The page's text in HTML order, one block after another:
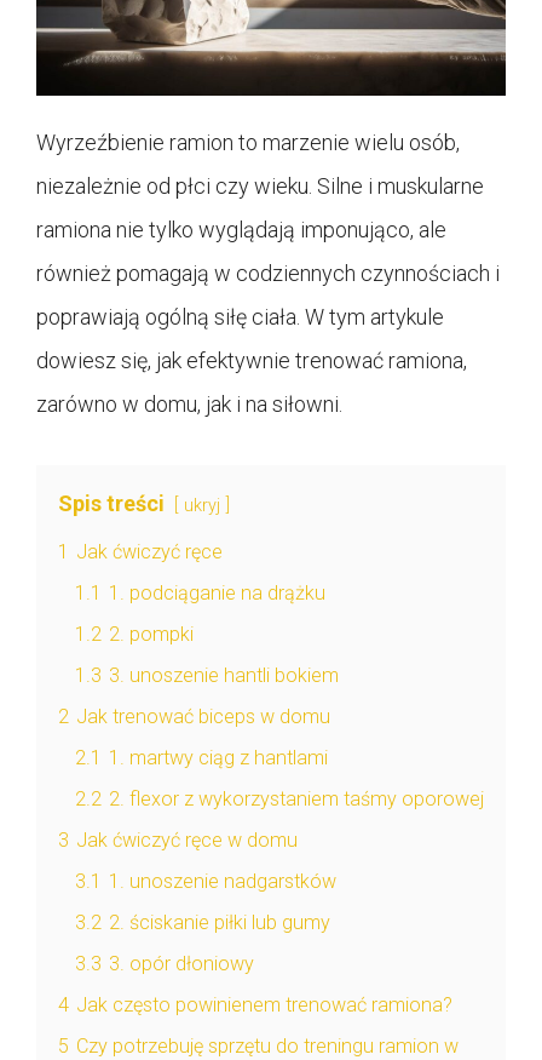
Wyrzeźbienie ramion to marzenie wielu osób,
niezależnie od płci czy wieku. Silne i muskularne
ramiona nie tylko wyglądają imponująco, ale
również pomagają w codziennych czynnościach i
poprawiają ogólną siłę ciała. W tym artykule
dowiesz się, jak efektywnie trenować ramiona,
zarówno w domu, jak i na siłowni.
Spis treści ukryj
1 Jak ćwiczyć ręce
1.1 1. podciąganie na drążku
1.2 2. pompki
1.3 3. unoszenie hantli bokiem
2 Jak trenować biceps w domu
2.1 1. martwy ciąg z hantlami
2.2 2. flexor z wykorzystaniem taśmy oporowej
3 Jak ćwiczyć ręce w domu
3.1 1. unoszenie nadgarstków
3.2 2. ściskanie piłki lub gumy
3.3 3. opór dłoniowy
4 Jak często powinienem trenować ramiona?
5 Czy potrzebuję sprzętu do treningu ramion w